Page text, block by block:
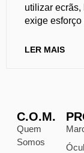
utilizar
exige esforço
LER MAIS
C.O.M.
Quem
Somos